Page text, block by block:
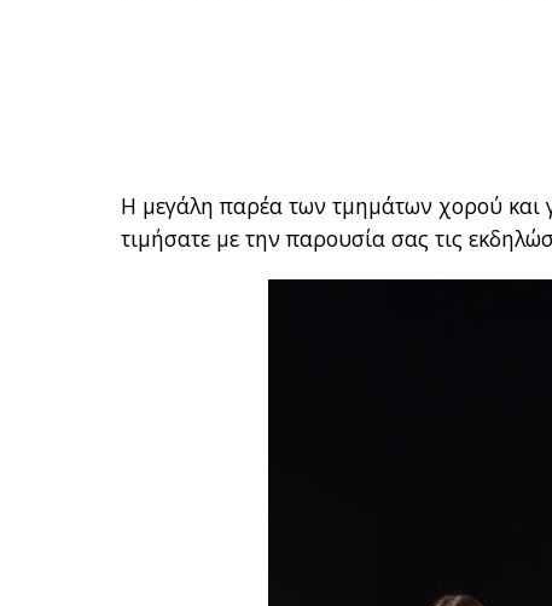
Η μεγάλη παρέα των τμημάτων χορού και
τιμήσατε με την παρουσία σας τις